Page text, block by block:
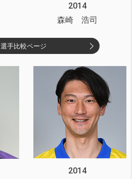
2014
森崎 浩司
選手比較ページ
2014